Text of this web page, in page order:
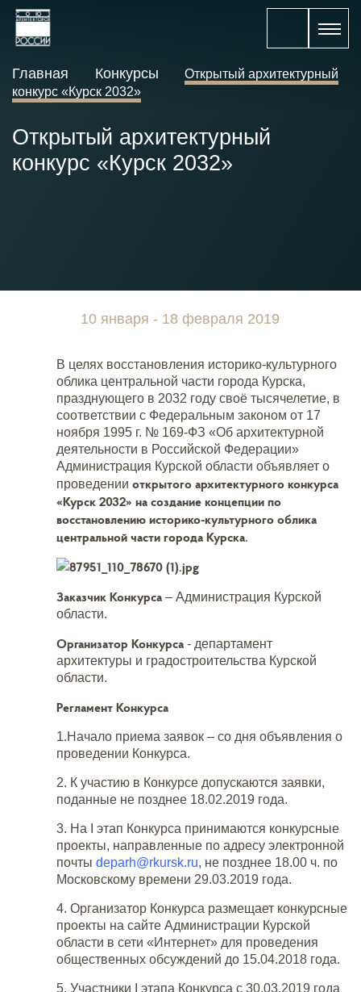
Главная Конкурсы
Открытый архитектурный
конкурс «Курск 2032»
Открытый архитектурный
конкурс «Курск 2032»
10 января - 18 февраля 2019
В целях восстановления историко-культурного
облика центральной части города Курска,
празднующего в 2032 году своё тысячелетие, в
соответствии с Федеральным законом от 17
ноября 1995 г. № 169-ФЗ «Об архитектурной
деятельности в Российской Федерации»
Администрация Курской области объявляет о
проведении открытого архитектурного конкурса
«Курск 2032» на создание концепции по
восстановлению историко-культурного облика
центральной части города Курска.
Заказчик Конкурса – Администрация Курской
области.
Организатор Конкурса - департамент
архитектуры и градостроительства Курской
области.
Регламент Конкурса
1.Начало приема заявок – со дня объявления о
проведении Конкурса.
2. К участию в Конкурсе допускаются заявки,
поданные не позднее 18.02.2019 года.
3. На I этап Конкурса принимаются конкурсные
проекты, направленные по адресу электронной
почты deparh@rkursk.ru, не позднее 18.00 ч. по
Московскому времени 29.03.2019 года.
4. Организатор Конкурса размещает конкурсные
проекты на сайте Администрации Курской
области в сети «Интернет» для проведения
общественных обсуждений до 15.04.2018 года.
5. Участники I этапа Конкурса с 30.03.2019 года